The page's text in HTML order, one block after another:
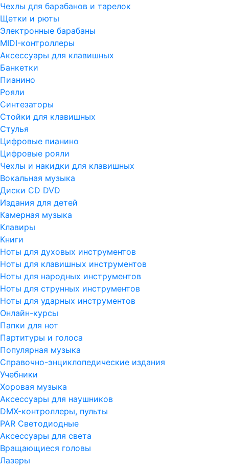
Чехлы для барабанов и тарелок
Щетки и рюты
Электронные барабаны
MIDI-контроллеры
Аксессуары для клавишных
Банкетки
Пианино
Рояли
Синтезаторы
Стойки для клавишных
Стулья
Цифровые пианино
Цифровые рояли
Чехлы и накидки для клавишных
Вокальная музыка
Диски CD DVD
Издания для детей
Камерная музыка
Клавиры
Книги
Ноты для духовых инструментов
Ноты для клавишных инструментов
Ноты для народных инструментов
Ноты для струнных инструментов
Ноты для ударных инструментов
Онлайн-курсы
Папки для нот
Партитуры и голоса
Популярная музыка
Справочно-энциклопедические издания
Учебники
Хоровая музыка
Аксессуары для наушников
DMX-контроллеры, пульты
PAR Светодиодные
Аксессуары для света
Вращающиеся головы
Лазеры